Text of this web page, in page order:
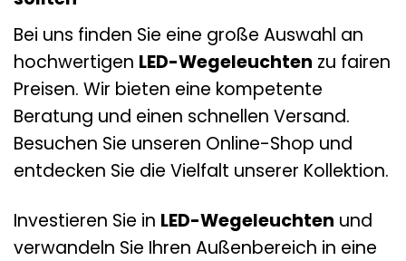
Bei uns finden Sie eine große Auswahl an
hochwertigen LED-Wegeleuchten zu fairen
Preisen. Wir bieten eine kompetente
Beratung und einen schnellen Versand.
Besuchen Sie unseren Online-Shop und
entdecken Sie die Vielfalt unserer Kollektion.
Investieren Sie in LED-Wegeleuchten und
verwandeln Sie Ihren Außenbereich in eine